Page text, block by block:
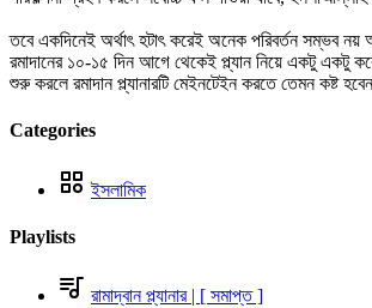
তবে একদিনেই অর্থাৎ হটাৎ করেই অনেক পরিবর্তন সম্ভব নয়
রমাদানের ১০-১৫ দিন আগে থেকেই প্ল্যান নিয়ে একটু একটু
শুরু করলে রমাদান প্ল্যানারটি মেইনটেইন করতে তেমন কষ্ট
Categories
ইসলামিক
Playlists
রামাদ্বান প্ল্যানার | [ সমাপ্ত ]